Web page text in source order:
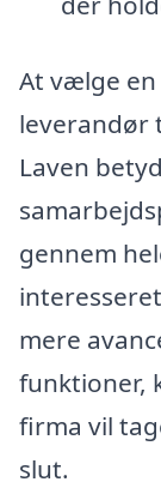
At vælge
leverandør
Laven
gennem
mere
funktioner,
firma vil
slut.